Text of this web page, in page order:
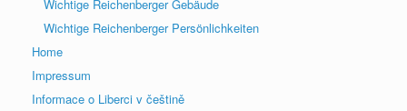
Wichtige Reichenberger Gebäude
Wichtige Reichenberger Persönlichkeiten
Home
Impressum
Informace o Liberci v češtině